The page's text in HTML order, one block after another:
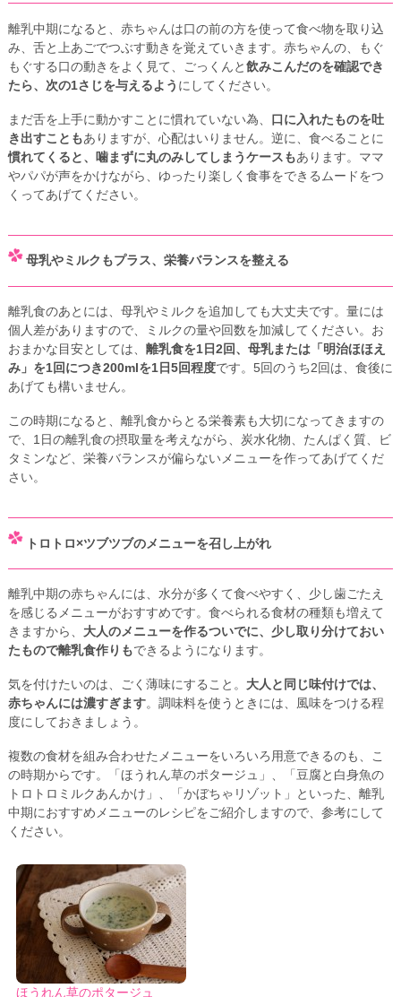
離乳中期になると、赤ちゃんは口の前の方を使って食べ物を取り込
み、舌と上あごでつぶす動きを覚えていきます。赤ちゃんの、もぐ
もぐする口の動きをよく見て、ごっくんと飲みこんだのを確認でき
たら、次の1さじを与えるよう にしてください。
まだ舌を上手に動かすことに慣れていない為、 口に入れたものを吐
き出すこともありますが、心配はいりません。逆に、食べることに
慣れてくると、噛まずに丸のみしてしまうケースもあります。ママ
やパパが声をかけながら、ゆったり楽しく食事をできるムードをつ
くってあげてください。
母乳やミルクもプラス、栄養バランスを整える
離乳食のあとには、母乳やミルクを追加しても大丈夫です。量には
個人差がありますので、ミルクの量や回数を加減してください。お
おまかな目安としては、 離乳食を1日2回、母乳または「明治ほほえ
み」を1回につき200mlを1日5回程度です。5回のうち2回は、食後に
あげても構いません。
この時期になると、離乳食からとる栄養素も大切になってきますの
で、1日の離乳食の摂取量を考えながら、炭水化物、たんぱく質、ビ
タミンなど、栄養バランスが偏らないメニューを作ってあげてくだ
さい。
トロトロ×ツブツブのメニューを召し上がれ
離乳中期の赤ちゃんには、水分が多くて食べやすく、少し歯ごたえ
を感じるメニューがおすすめです。食べられる食材の種類も増えて
きますから、 大人のメニューを作るついでに、少し取り分けておい
たもので離乳食作りもできるようになります。
気を付けたいのは、ごく薄味にすること。 大人と同じ味付けでは、
赤ちゃんには濃すぎます。調味料を使うときには、風味をつける程
度にしておきましょう。
複数の食材を組み合わせたメニューをいろいろ用意できるのも、こ
の時期からです。「ほうれん草のポタージュ」、「豆腐と白身魚の
トロトロミルクあんかけ」、「かぼちゃリゾット」といった、離乳
中期におすすめメニューのレシピをご紹介しますので、参考にして
ください。
ほうれん草のポタージュ